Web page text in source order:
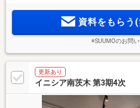
ーティールーム等充実の共用部×ウォー
だわりの収納も
資料をもらう
※SUUMOのお問
更新あり
イニシア南茨木 第3期4次